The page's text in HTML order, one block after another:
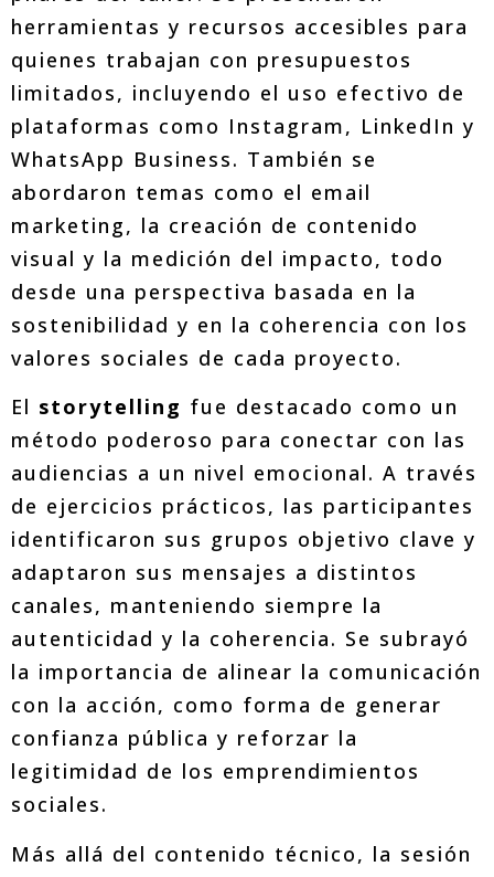
herramientas y recursos accesibles para
quienes trabajan con presupuestos
limitados, incluyendo el uso efectivo de
plataformas como Instagram, LinkedIn y
WhatsApp Business. También se
abordaron temas como el email
marketing, la creación de contenido
visual y la medición del impacto, todo
desde una perspectiva basada en la
sostenibilidad y en la coherencia con los
valores sociales de cada proyecto.
El storytelling fue destacado como un
método poderoso para conectar con las
audiencias a un nivel emocional. A través
de ejercicios prácticos, las participantes
identificaron sus grupos objetivo clave y
adaptaron sus mensajes a distintos
canales, manteniendo siempre la
autenticidad y la coherencia. Se subrayó
la importancia de alinear la comunicación
con la acción, como forma de generar
confianza pública y reforzar la
legitimidad de los emprendimientos
sociales.
Más allá del contenido técnico, la sesión